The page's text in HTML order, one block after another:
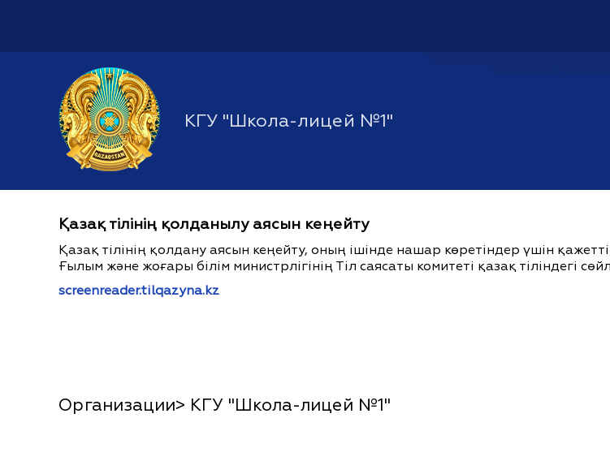
КГУ "Школа-лицей №1"
Қазақ тілінің қолданылу аясын кеңейту
Қазақ тілінің қолдану аясын кеңейту, оның ішінде нашар көретіндер үшін
Ғылым және жоғары білім министрлігінің Тіл саясаты комитеті қазақ тіліндегі
screenreader.tilqazyna.kz
Организации> КГУ "Школа-лицей №1"